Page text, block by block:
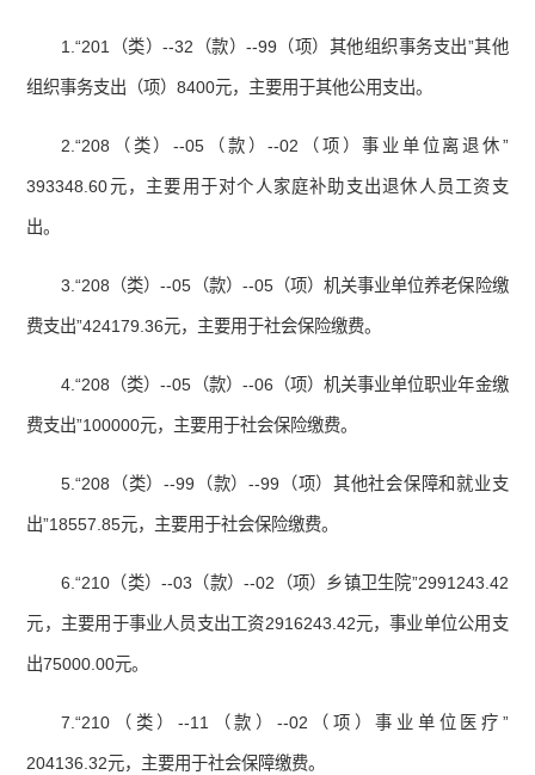
1.“201（类）--32（款）--99（项）其他组织事务支出”其他
组织事务支出（项）8400元，主要用于其他公用支出。
2.“208（类）--05（款）--02（项）事业单位离退休”
393348.60元，主要用于对个人家庭补助支出退休人员工资支
出。
3.“208（类）--05（款）--05（项）机关事业单位养老保险缴
费支出”424179.36元，主要用于社会保险缴费。
4.“208（类）--05（款）--06（项）机关事业单位职业年金缴
费支出”100000元，主要用于社会保险缴费。
5.“208（类）--99（款）--99（项）其他社会保障和就业支
出”18557.85元，主要用于社会保险缴费。
6.“210（类）--03（款）--02（项）乡镇卫生院”2991243.42
元，主要用于事业人员支出工资2916243.42元，事业单位公用支
出75000.00元。
7.“210（类）--11（款）--02（项）事业单位医疗”
204136.32元，主要用于社会保障缴费。